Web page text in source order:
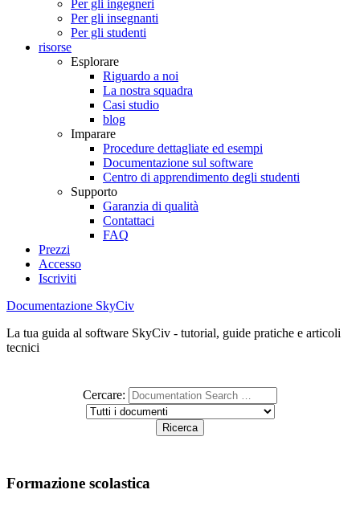
Per gli ingegneri
Per gli insegnanti
Per gli studenti
risorse
Esplorare
Riguardo a noi
La nostra squadra
Casi studio
blog
Imparare
Procedure dettagliate ed esempi
Documentazione sul software
Centro di apprendimento degli studenti
Supporto
Garanzia di qualità
Contattaci
FAQ
Prezzi
Accesso
Iscriviti
Documentazione SkyCiv
La tua guida al software SkyCiv - tutorial, guide pratiche e articoli
tecnici
Cercare:
Formazione scolastica